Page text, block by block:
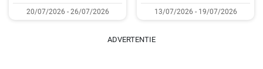
20/07/2026 - 26/07/2026 13/07/2026 - 19/07/2026
ADVERTENTIE